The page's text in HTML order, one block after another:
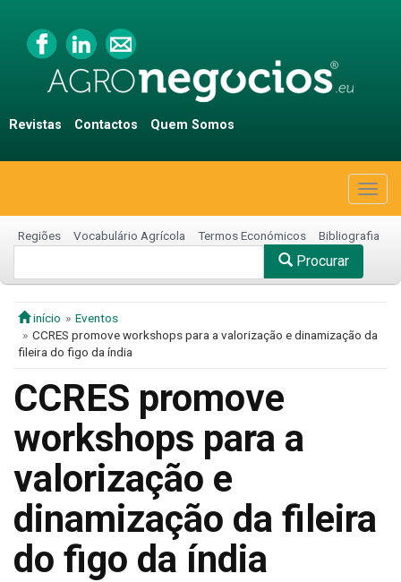
Revistas Contactos Quem Somos
Regiões Vocabulário Agrícola Termos Económicos Bibliografia
Procurar
início
Eventos
CCRES promove workshops para a valorização e dinamização da
fileira do figo da índia
CCRES promove
workshops para a
valorização e
dinamização da fileira
do figo da índia